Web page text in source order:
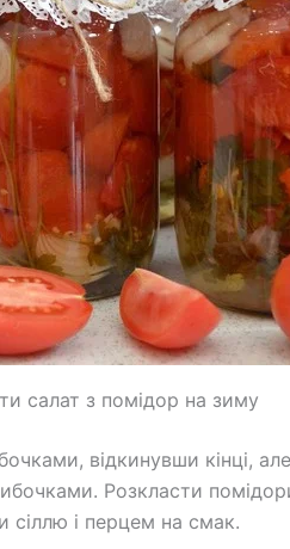
салат з помідор на зиму
відкинувши кінці,
Розкласти
сіллю і перцем на смак.